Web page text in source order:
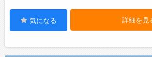
気になる 詳細を見